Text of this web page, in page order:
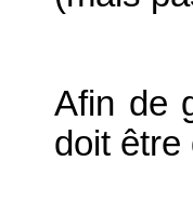
Afin de
doit être